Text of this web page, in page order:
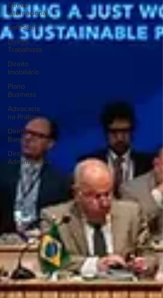
Direito
Internacional
Soft Skills
Direito
Trabalhista
Direito
Imobiliário
Plano
Business
Advocacia
na Prática
Direito
Bancário
Direito
Administrativo